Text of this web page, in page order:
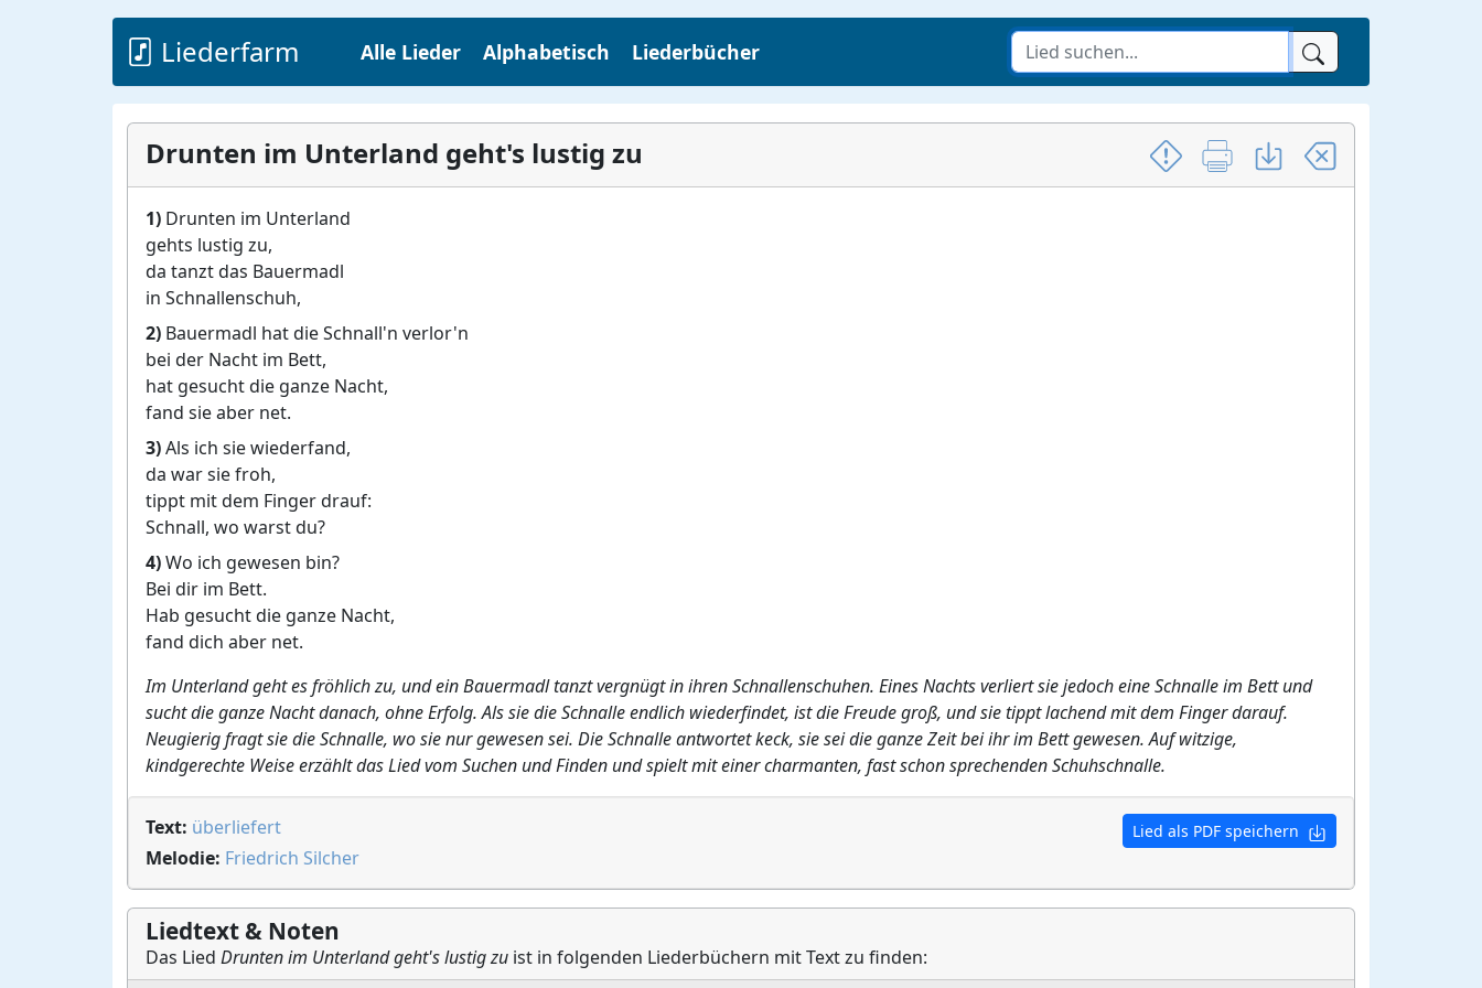
Liederfarm Alle Lieder Alphabetisch Liederbücher
Drunten im Unterland geht's lustig zu
1) Drunten im Unterland
gehts lustig zu,
da tanzt das Bauermadl
in Schnallenschuh,
2) Bauermadl hat die Schnall'n verlor'n
bei der Nacht im Bett,
hat gesucht die ganze Nacht,
fand sie aber net.
3)Als ich sie wiederfand,
da war sie froh,
tippt mit dem Finger drauf:
Schnall, wo warst du?
4)Wo ich gewesen bin?
Bei dir im Bett.
Hab gesucht die ganze Nacht,
fand dich aber net.
Im Unterland geht es fröhlich zu, und ein Bauermadl tanzt vergnügt in ihren Schnallenschuhen. Eines Nachts verliert sie jedoch eine Schnalle im Bett und
sucht die ganze Nacht danach, ohne Erfolg. Als sie die Schnalle endlich wiederfindet, ist die Freude groß, und sie tippt lachend mit dem Finger darauf.
Neugierig fragt sie die Schnalle, wo sie nur gewesen sei. Die Schnalle antwortet keck, sie sei die ganze Zeit bei ihr im Bett gewesen. Auf witzige,
kindgerechte Weise erzählt das Lied vom Suchen und Finden und spielt mit einer charmanten, fast schon sprechenden Schuhschnalle.
Lied als PDF speichern
Text: überliefert
Melodie: Friedrich Silcher
Liedtext & Noten
Das Lied Drunten im Unterland geht's lustig zu ist in folgenden Liederbüchern mit Text zu finden: